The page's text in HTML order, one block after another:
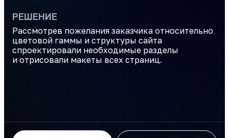
РЕШЕНИЕ
Рассмотрев пожелания заказчика относительно
цветовой гаммы и структуры сайта
спроектировали необходимые разделы
и отрисовали макеты всех страниц.